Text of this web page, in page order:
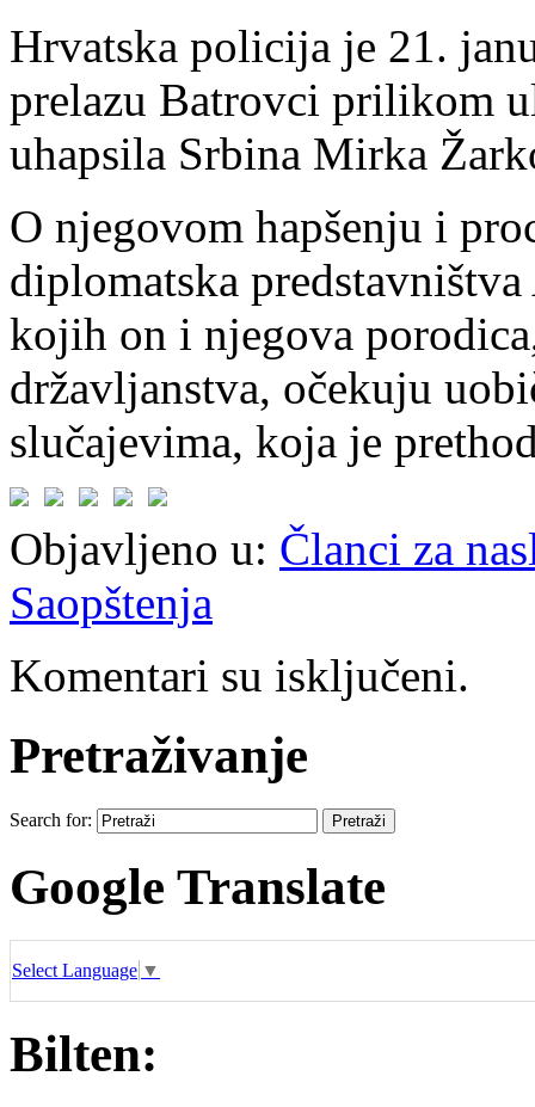
Hrvatska policija je 21.
prelazu Batrovci prilikom
uhapsila Srbina Mirka
O njegovom hapšenju i
diplomatska
kojih on i njegova
državljanstva, očekuju
slučajevima, koja je
Objavljeno u: Članci za
Saopštenja
Komentari su isključeni.
Pretraživanje
Search for:
Google Translate
Select Language ▼
Bilten: